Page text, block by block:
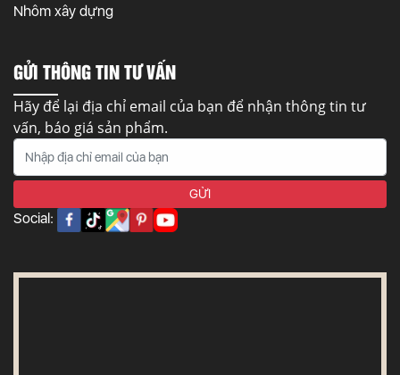
Nhôm xây dựng
GỬI THÔNG TIN TƯ VẤN
Hãy để lại địa chỉ email của bạn để nhận thông tin tư
vấn, báo giá sản phẩm.
Social: